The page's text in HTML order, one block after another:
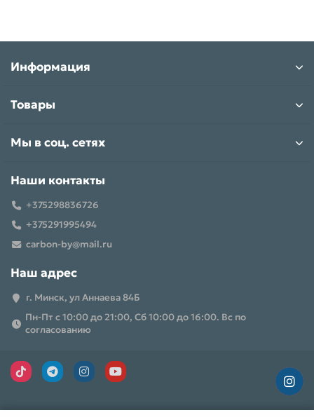
Информация
Товары
Мы в соц. сетях
Наши контакты
+375298836726
+375291995494
carbon-by@mail.ru
Наш адрес
г. Минск, ул Аннаева 84Б
Пн-Пт с 10:00 до 21:00, Сб 10:00 до 16:00. Вс по
согласованию